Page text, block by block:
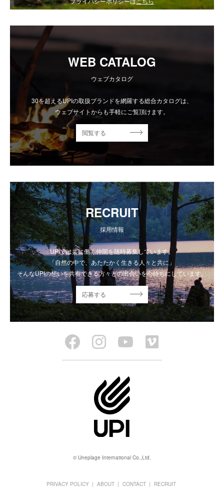
WEB CATALOG
ウェブカタログ
30を超えるUPIの取扱ブランドを網羅する総合カタログは、
ウェブサイトからも手軽にご覧頂けます。
閲覧する
RECRUIT
採用情報
UPIでは共に働く仲間を随時募集しています。
「自然の中で、あたたかく生きる人々と共に」
そんなUPIの想いを共有できる方々との出会いを心待ちにしています。
応募する
© Uneplage International Co.,Ltd.
PRIVACY POLICY ABOUT CONTACT RECRUIT